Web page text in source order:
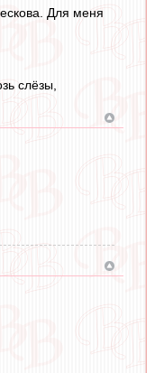
Для меня
слёзы,